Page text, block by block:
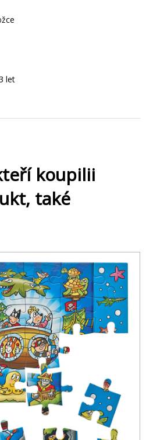
let
koupilii
také